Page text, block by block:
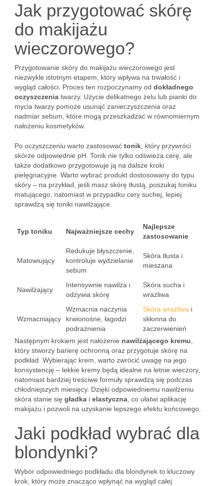
Jak przygotować skórę
do makijażu
wieczorowego?
Przygotowanie skóry do makijażu wieczorowego jest
niezwykle istotnym etapem, który wpływa na trwałość i
wygląd całości. Proces ten rozpoczynamy od dokładnego
oczyszczenia twarzy. Użycie delikatnego żelu lub pianki do
mycia twarzy pomoże usunąć zanieczyszczenia oraz
nadmiar sebum, które mogą przeszkadzać w równomiernym
nałożeniu kosmetyków.
Po oczyszczeniu warto zastosować tonik , który przywróci
skórze odpowiednie pH. Tonik nie tylko odświeża cerę, ale
także dodatkowo przygotowuje ją na dalsze kroki
pielęgnacyjne. Warto wybrać produkt dostosowany do typu
skóry – na przykład, jeśli masz skórę tłustą, poszukaj toniku
matującego, natomiast w przypadku cery suchej, lepiej
sprawdzą się toniki nawilżające.
Typ toniku Najważniejsze cechy
Najlepsze
zastosowanie
Matowiujący
Redukuje błyszczenie,
kontroluje wydzielanie
sebum
Skóra tłusta i
mieszana
Nawilżający
Intensywnie nawilża i
odżywia skórę
Skóra sucha i
wrażliwa
Wzmacniający
Wzmacnia naczynia
krwionośne, łagodzi
podrażnienia
Skóra wrażliwa i
skłonna do
zaczerwienień
Następnym krokiem jest nałożenie nawilżającego kremu
który stworzy barierę ochronną oraz przygotuje skórę na
podkład. Wybierając krem, warto zwrócić uwagę na jego
konsystencję – lekkie kremy będą idealne na letnie wieczory,
natomiast bardziej treściwe formuły sprawdzą się podczas
chłodniejszych miesięcy. Dzięki odpowiedniemu nawilżeniu
skóra stanie się gładka i elastyczna , co ułatwi aplikację
makijażu i pozwoli na uzyskanie lepszego efektu końcowego.
Jaki podkład wybrać dla
blondynki?
Wybór odpowiedniego podkładu dla blondynek to kluczowy
krok, który może znacząco wpłynąć na wygląd całej